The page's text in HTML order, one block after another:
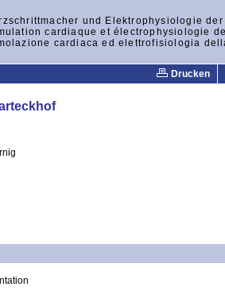
und Elektrophysiologie der
cardiaque et électrophysiologie
cardiaca ed elettrofisiologia
Drucken